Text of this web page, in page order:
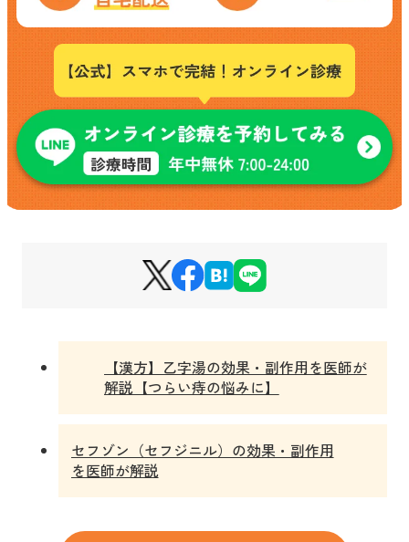
【漢方】乙字湯の効果・副作用を医師が
解説【つらい痔の悩みに】
セフゾン（セフジニル）の効果・副作用
を医師が解説